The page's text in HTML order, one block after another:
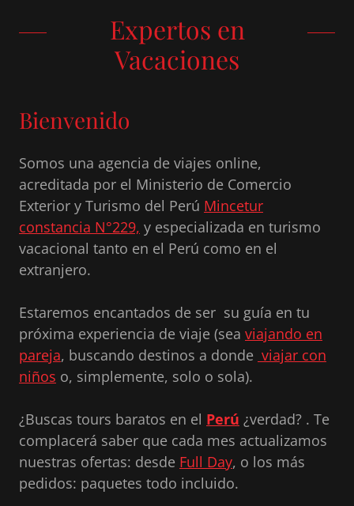
Expertos en
Vacaciones
Bienvenido
Somos una agencia de viajes online,
acreditada por el Ministerio de Comercio
Exterior y Turismo del Perú Mincetur
constancia N°229, y especializada en turismo
vacacional tanto en el Perú como en el
extranjero.
Estaremos encantados de ser su guía en tu
próxima experiencia de viaje (sea viajando en
pareja, buscando destinos a donde viajar con
niños o, simplemente, solo o sola).
¿Buscas tours baratos en el Perú ¿verdad? . Te
complacerá saber que cada mes actualizamos
nuestras ofertas: desde Full Day, o los más
pedidos: paquetes todo incluido.